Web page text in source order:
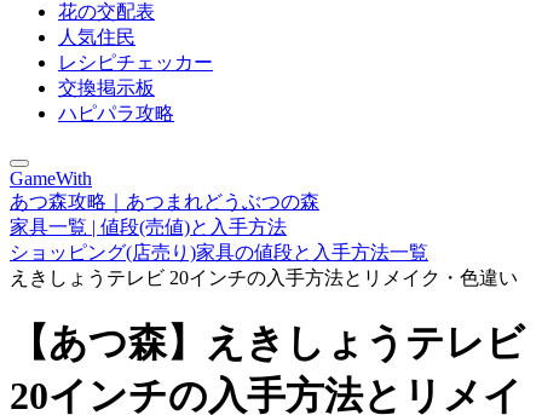
花の交配表
人気住民
レシピチェッカー
交換掲示板
ハピパラ攻略
GameWith
あつ森攻略｜あつまれどうぶつの森
家具一覧 | 値段(売値)と入手方法
ショッピング(店売り)家具の値段と入手方法一覧
えきしょうテレビ 20インチの入手方法とリメイク・色違い
【あつ森】えきしょうテレビ
20インチの入手方法とリメイ